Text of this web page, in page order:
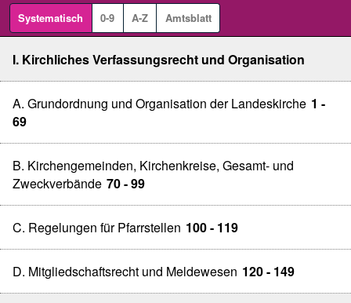
Systematisch 0-9 A-Z Amtsblatt
I. Kirchliches Verfassungsrecht und Organisation
A. Grundordnung und Organisation der Landeskirche 1 -
69
B. Kirchengemeinden, Kirchenkreise, Gesamt- und
Zweckverbände 70 - 99
C. Regelungen für Pfarrstellen 100 - 119
D. Mitgliedschaftsrecht und Meldewesen 120 - 149